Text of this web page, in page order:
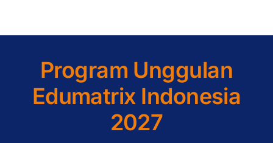
Program Unggulan
Edumatrix Indonesia
2027